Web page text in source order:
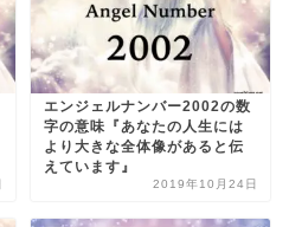
エンジェルナンバー2002の数
字の意味『あなたの人生には
より大きな全体像があると伝
えています』
2019年10月24日